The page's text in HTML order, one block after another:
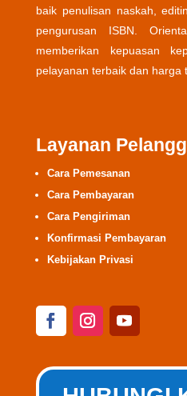
baik penulisan naskah,
pengurusan ISBN.
memberikan kepuasan
pelayanan terbaik dan harga
Layanan
Cara Pemesanan
Cara Pembayaran
Cara Pengiriman
Konfirmasi Pembayaran
Kebijakan Privasi